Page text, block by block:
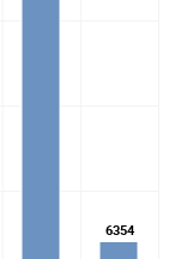
6354
6354